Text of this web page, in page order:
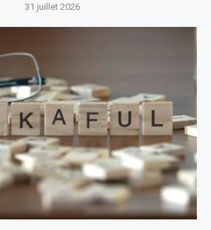
31 juillet 2026